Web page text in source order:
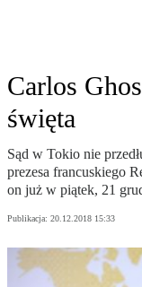
Carlos
święta
Sąd w Tokio nie
prezesa francuskiego
on już w piątek, 21
Publikacja: 20.12.2018 15:33